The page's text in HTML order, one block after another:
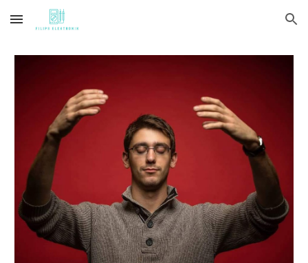
Skip to main content Skip to navigation